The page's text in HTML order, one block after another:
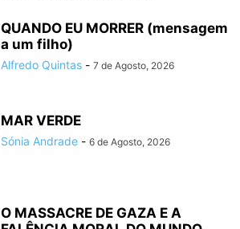
QUANDO EU MORRER (mensagem
a um filho)
Alfredo Quintas - 7 de Agosto, 2026
MAR VERDE
Sónia Andrade - 6 de Agosto, 2026
O MASSACRE DE GAZA E A